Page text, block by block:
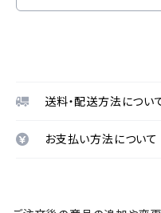
送料・配送方法につい
お支払い方法について